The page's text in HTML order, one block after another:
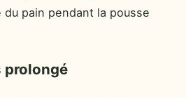
pain pendant la pousse
prolongé